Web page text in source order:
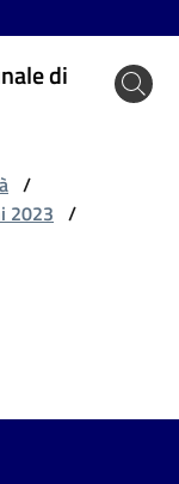
di
/
2023 /